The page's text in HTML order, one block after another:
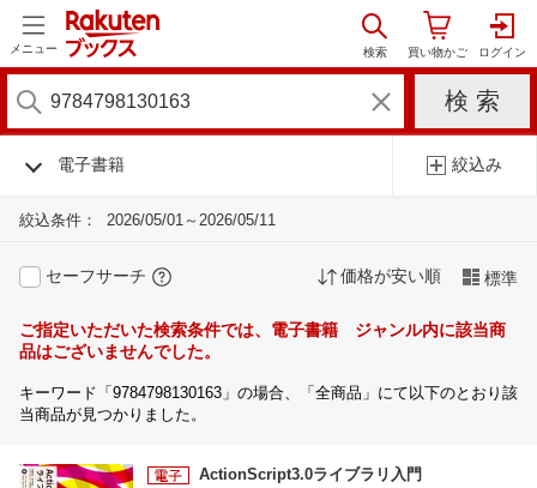
メニュー
電子書籍 絞込み
絞込条件： 2026/05/01～2026/05/11
セーフサーチ 価格が安い順 標準
ご指定いただいた検索条件では、電子書籍 ジャンル内に該当商
品はございませんでした。
キーワード「9784798130163」の場合、「全商品」にて以下のとおり該
当商品が見つかりました。
ActionScript3.0ライブラリ入門